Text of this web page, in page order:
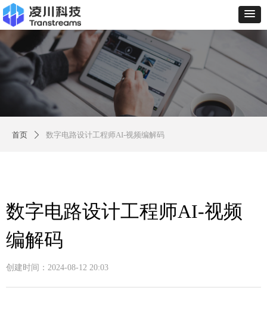
首页 ꄲ 数字电路设计工程师AI-视频编解码
数字电路设计工程师AI-视频
编解码
创建时间： 2024-08-12 20:03